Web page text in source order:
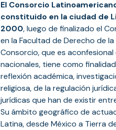
El Consorcio
constituido en la ciudad de
2000, luego de finalizado el
en la Facultad de Derecho de
Consorcio, que es
nacionales, tiene como
reflexión académica,
religiosa, de la regulación
jurídicas que han de existir
Su ámbito geográfico de
Latina, desde México a Tierra